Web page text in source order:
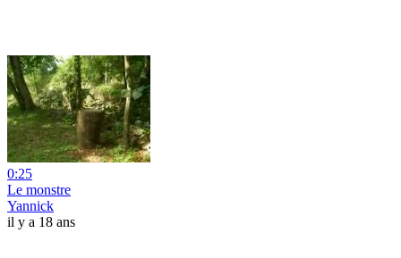
0:25
Le monstre
Yannick
il y a 18 ans